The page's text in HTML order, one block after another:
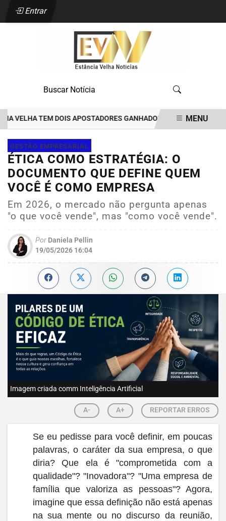
Entrar
TEM DOIS APOSTADORES GANHADORES DE PRÊMIOS DE
EM ALTA
MENU
GESTÃO EMPRESARIAL
ÉTICA COMO ESTRATÉGIA: O
DOCUMENTO QUE DEFINE QUEM
VOCÊ É COMO EMPRESA
Em 2026, o mercado não pergunta apenas
"o que você vende", mas "como você vende".
Por Daniela Pellin
19/05/2026 16:04
Imagem criada comm Inteligência Artificial
A- A+ REPORTAR ERROS
Se eu pedisse para você definir, em poucas
palavras, o caráter da sua empresa, o que
diria? Que ela é "comprometida com a
qualidade"? "Inovadora"? "Uma empresa de
família que valoriza as pessoas"? Agora,
imagine que essa definição não está apenas
na sua mente ou no discurso da reunião,